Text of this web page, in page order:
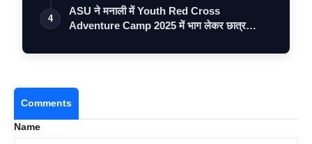
4
ASU ने मनाली में Youth Red Cross
Adventure Camp 2025 में भाग लेकर छात्र
Comments
Name